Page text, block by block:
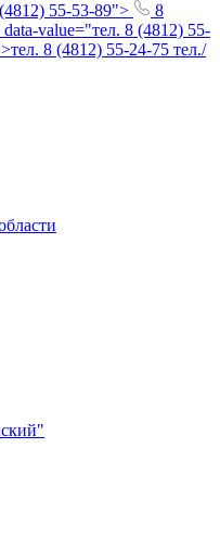
55-53-89">
8
value="тел. 8 (4812) 55-
8 (4812) 55-24-75 тел./